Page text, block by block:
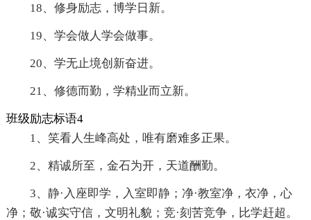
18、修身励志，博学日新。
19、学会做人学会做事。
20、学无止境创新奋进。
21、修德而勤，学精业而立新。
班级励志标语4
1、笑看人生峰高处，唯有磨难多正果。
2、精诚所至，金石为开，天道酬勤。
3、静·入座即学，入室即静；净·教室净，衣净，心
净；敬·诚实守信，文明礼貌；竞·刻苦竞争，比学赶超。